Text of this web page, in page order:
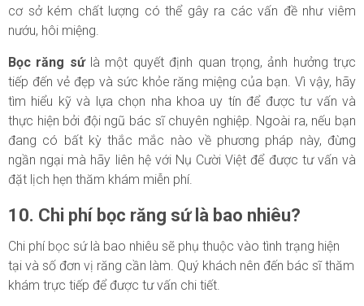
cơ sở kém chất lượng có thể gây ra các vấn đề như viêm
nướu, hôi miệng.
Bọc răng sứlà một quyết định quan trọng, ảnh hưởng trực
tiếp đến vẻ đẹp và sức khỏe răng miệng của bạn. Vì vậy, hãy
tìm hiểu kỹ và lựa chọn nha khoa uy tín để được tư vấn và
thực hiện bởi đội ngũ bác sĩ chuyên nghiệp. Ngoài ra, nếu bạn
đang có bất kỳ thắc mắc nào về phương pháp này, đừng
ngần ngại mà hãy liên hệ với Nụ Cười Việt để được tư vấn và
đặt lịch hẹn thăm khám miễn phí.
10. Chi phí bọc răng sứ là bao nhiêu?
Chi phí bọc sứ là bao nhiêu sẽ phụ thuộc vào tình trạng hiện
tại và số đơn vị răng cần làm. Quý khách nên đến bác sĩ thăm
khám trực tiếp để được tư vấn chi tiết.